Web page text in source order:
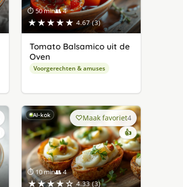
⏱ 50 min👥 4
★★★★★ 4.67 (3)
Tomato Balsamico uit de
Oven
Voorgerechten & amuses
AI-kok
⏱ 10 min👥 4
★★★★☆ 4.33 (3)
Maak favoriet4
👍